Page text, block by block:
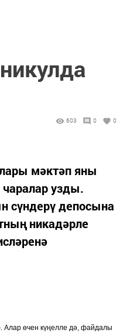
603 0 0
мәктәп яны
узды.
сүндерү депосына
никадәрле
Алар өчен күңелле дә, файдалы